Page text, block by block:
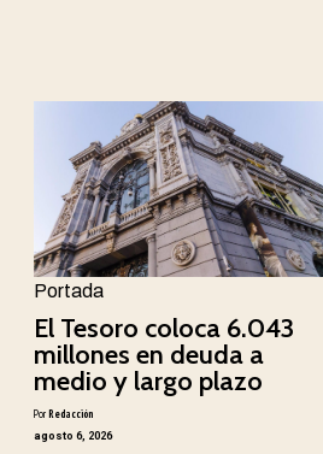
Portada
El Tesoro coloca 6.043
millones en deuda a
medio y largo plazo
PorRedacción
agosto 6, 2026